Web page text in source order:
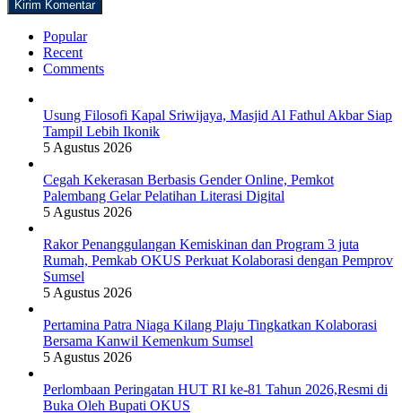
Popular
Recent
Comments
Usung Filosofi Kapal Sriwijaya, Masjid Al Fathul Akbar Siap
Tampil Lebih Ikonik
5 Agustus 2026
Cegah Kekerasan Berbasis Gender Online, Pemkot
Palembang Gelar Pelatihan Literasi Digital
5 Agustus 2026
Rakor Penanggulangan Kemiskinan dan Program 3 juta
Rumah, Pemkab OKUS Perkuat Kolaborasi dengan Pemprov
Sumsel
5 Agustus 2026
Pertamina Patra Niaga Kilang Plaju Tingkatkan Kolaborasi
Bersama Kanwil Kemenkum Sumsel
5 Agustus 2026
Perlombaan Peringatan HUT RI ke-81 Tahun 2026,Resmi di
Buka Oleh Bupati OKUS